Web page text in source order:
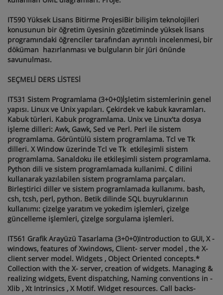
IT590 Yüksek Lisans Bitirme ProjesiBir bilişim teknolojileri
konusunun bir öğretim üyesinin gözetiminde yüksek lisans
programındaki öğrenciler tarafından ayrıntılı incelenmesi, bir
döküman hazırlanması ve bulguların bir jüri önünde
savunulması.
SEÇMELİ DERS LİSTESİ
IT531 Sistem Programlama (3+0+0)İşletim sistemlerinin genel
yapısı. Linux ve Unix yapıları. Çekirdek ve kabuk kavramları.
Kabuk türleri. Kabuk programlama. Unix ve Linux'ta dosya
işleme dilleri: Awk, Gawk, Sed ve Perl. Perl ile sistem
programlama. Görüntülü sistem programlama. Tcl ve Tk
dilleri. X Window üzerinde Tcl ve Tk etkileşimli sistem
programlama. Sanaldoku ile etkileşimli sistem programlama.
Python dili ve sistem programlamada kullanimi. C dilini
kullanarak yazılabilen sistem programlama parçaları.
Birleştirici diller ve sistem programlamada kullanımı. bash,
csh, tcsh, perl, python. Betik dilinde SQL buyruklarının
kullanımı: çizelge yaratım ve yokedim işlemleri, çizelge
güncelleme işlemleri, çizelge sorgulama işlemleri.
IT561 Grafik Arayüzü Tasarlama (3+0+0)Introduction to GUI, X -
windows, features of Xwindows, Client- server model , the X-
client server model. Widgets , Object Oriented concepts.*
Collection with the X- server, creation of widgets. Managing &
realizing widgets, Event dispatching, Naming conventions in -
Xlib , Xt Intrinsics , X Motif. Widget resources. Call backs-